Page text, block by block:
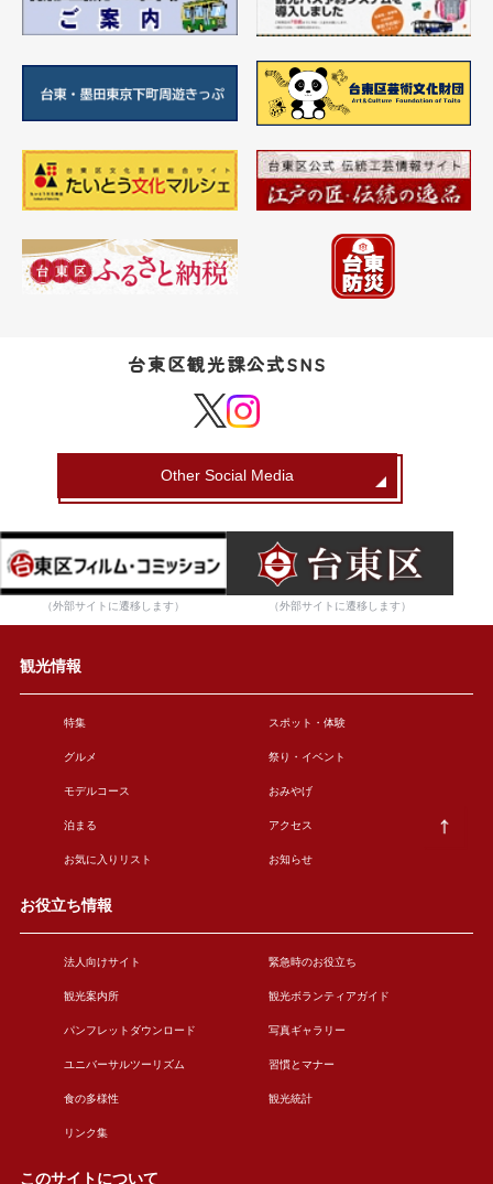
台東区観光課公式SNS
Other Social Media
（外部サイトに遷移します） （外部サイトに遷移します）
観光情報
特集 スポット・体験
グルメ 祭り・イベント
モデルコース おみやげ
泊まる アクセス
お気に入りリスト お知らせ
お役立ち情報
法人向けサイト 緊急時のお役立ち
観光案内所 観光ボランティアガイド
パンフレットダウンロード 写真ギャラリー
ユニバーサルツーリズム 習慣とマナー
食の多様性 観光統計
リンク集
このサイトについて